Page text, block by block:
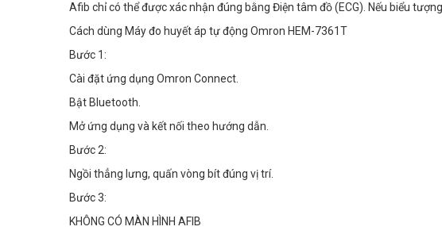
Afib chỉ có thể được xác nhận đúng bằng Điện tâm đồ (ECG). Nếu biểu
Cách dùng Máy đo huyết áp tự động Omron HEM-7361T
Bước 1:
Cài đặt ứng dụng Omron Connect.
Bật Bluetooth.
Mở ứng dụng và kết nối theo hướng dẫn.
Bước 2:
Ngồi thẳng lưng, quấn vòng bít đúng vị trí.
Bước 3:
KHÔNG CÓ MÀN HÌNH AFIB